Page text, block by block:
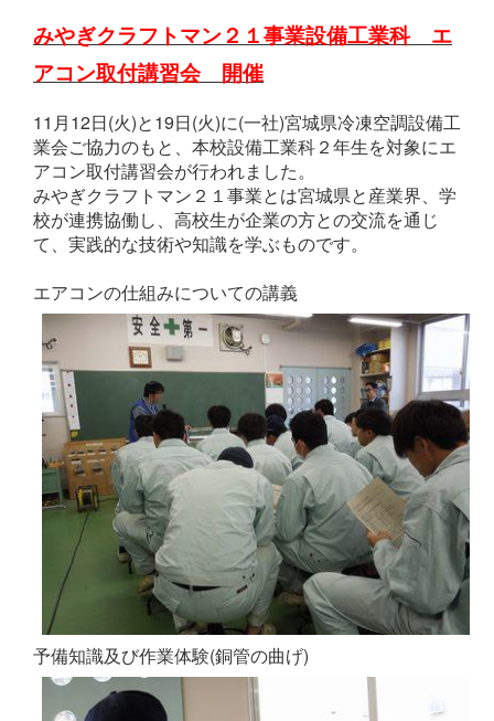
みやぎクラフトマン２１事業設備工業科 エ
アコン取付講習会 開催
11月12日(火)と19日(火)に(一社)宮城県冷凍空調設備工
業会ご協力のもと、本校設備工業科２年生を対象にエ
アコン取付講習会が行われました。
みやぎクラフトマン２１事業とは宮城県と産業界、学
校が連携協働し、高校生が企業の方との交流を通じ
て、実践的な技術や知識を学ぶものです。
エアコンの仕組みについての講義
予備知識及び作業体験(銅管の曲げ)